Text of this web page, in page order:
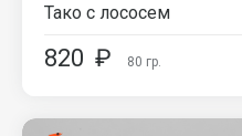
Тако с лососем
820 ₽ 80 гр.